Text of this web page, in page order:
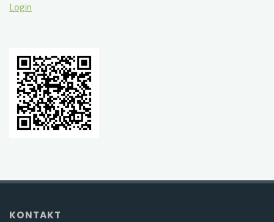
Login
KONTAKT